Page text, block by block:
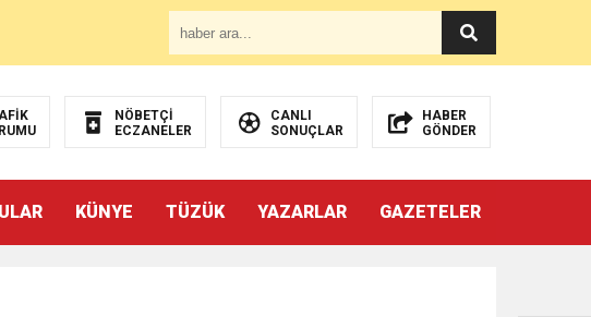
NÖBETÇİ
ECZANELER
CANLI
SONUÇLAR
HABER
GÖNDER
KÜNYE TÜZÜK YAZARLAR GAZETELER